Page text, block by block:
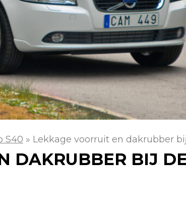
S40 » Lekkage voorruit en dakrubber
DAKRUBBER BIJ